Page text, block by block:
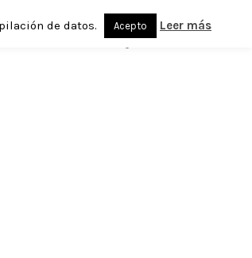
0
de datos. Acepto Leer más